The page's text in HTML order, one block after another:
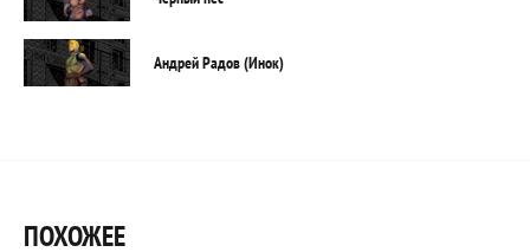
Андрей Радов (Инок)
ПОХОЖЕЕ